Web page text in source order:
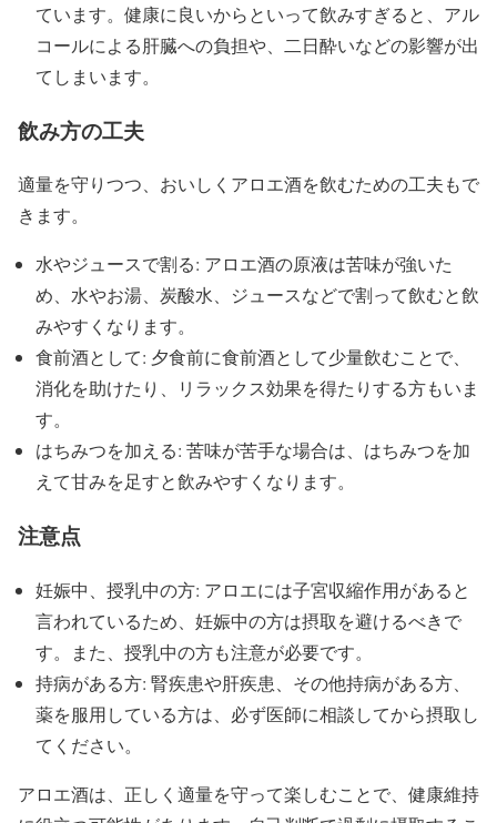
ています。健康に良いからといって飲みすぎると、アル
コールによる肝臓への負担や、二日酔いなどの影響が出
てしまいます。
飲み方の工夫
適量を守りつつ、おいしくアロエ酒を飲むための工夫もで
きます。
水やジュースで割る: アロエ酒の原液は苦味が強いた
め、水やお湯、炭酸水、ジュースなどで割って飲むと飲
みやすくなります。
食前酒として: 夕食前に食前酒として少量飲むことで、
消化を助けたり、リラックス効果を得たりする方もいま
す。
はちみつを加える: 苦味が苦手な場合は、はちみつを加
えて甘みを足すと飲みやすくなります。
注意点
妊娠中、授乳中の方: アロエには子宮収縮作用があると
言われているため、妊娠中の方は摂取を避けるべきで
す。また、授乳中の方も注意が必要です。
持病がある方: 腎疾患や肝疾患、その他持病がある方、
薬を服用している方は、必ず医師に相談してから摂取し
てください。
アロエ酒は、正しく適量を守って楽しむことで、健康維持